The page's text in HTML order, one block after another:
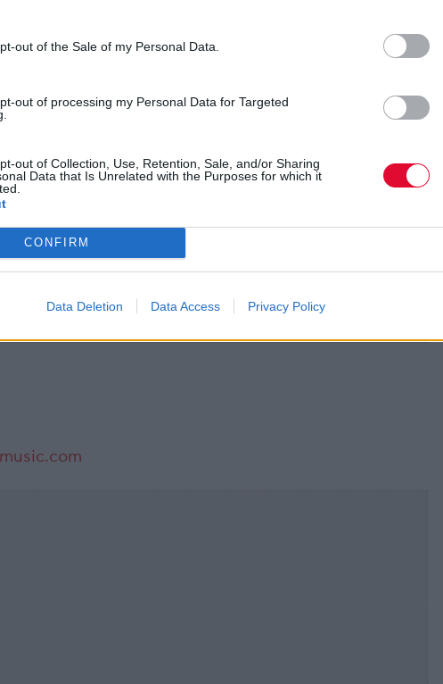
out of the Sale of my Personal Data.
out of processing my Personal Data for Targeted
out of Collection, Use, Retention, Sale, and/or Sharing
Data that Is Unrelated with the Purposes for which it
CONFIRM
Data Deletion Data Access Privacy Policy